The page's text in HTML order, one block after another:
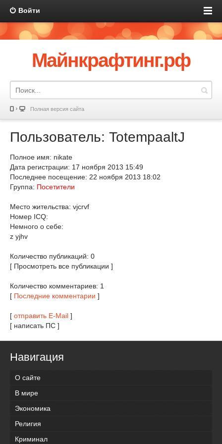
Войти
Майнкрафтинг.рф
Полная версия сайта
Пользователь: TotempaaltJ
Полное имя: nikate
Дата регистрации: 17 ноября 2013 15:49
Последнее посещение: 22 ноября 2013 18:02
Группа: Посетители
Место жительства: vjcrvf
Номер ICQ:
Немного о себе:
z yjhv
Количество публикаций: 0
[ Просмотреть все публикации ]
Количество комментариев: 1
[ Последние комментарии ]
[ отправить E-Mail ]
[ написать ПС ]
Навигация
О сайте
В мире
Экономика
Религия
Криминал